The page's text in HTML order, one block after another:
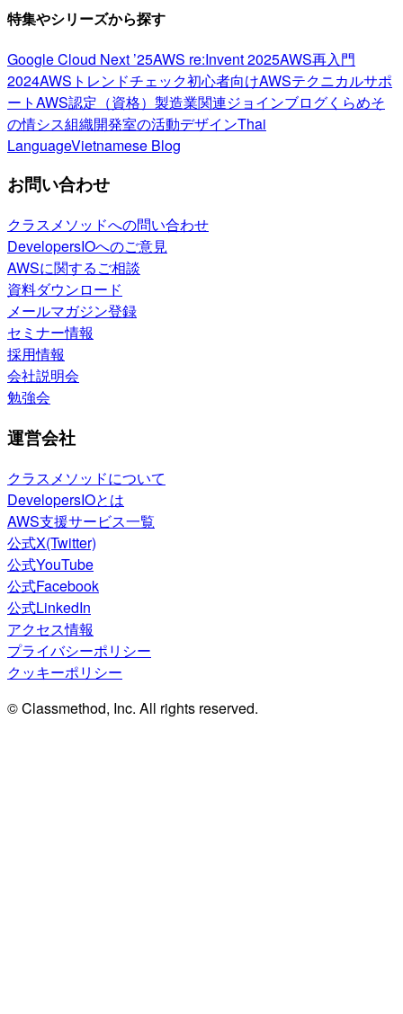
特集やシリーズから探す
Google Cloud Next ’25AWS re:Invent 2025AWS再入門
2024AWSトレンドチェック初心者向けAWSテクニカルサポ
ートAWS認定（資格） 製造業関連ジョインブログくらめそ
の情シス組織開発室の活動デザインThai
LanguageVietnamese Blog
お問い合わせ
クラスメソッドへの問い合わせ
DevelopersIOへのご意見
AWSに関するご相談
資料ダウンロード
メールマガジン登録
セミナー情報
採用情報
会社説明会
勉強会
運営会社
クラスメソッドについて
DevelopersIOとは
AWS支援サービス一覧
公式X(Twitter)
公式YouTube
公式Facebook
公式LinkedIn
アクセス情報
プライバシーポリシー
クッキーポリシー
© Classmethod, Inc. All rights reserved.